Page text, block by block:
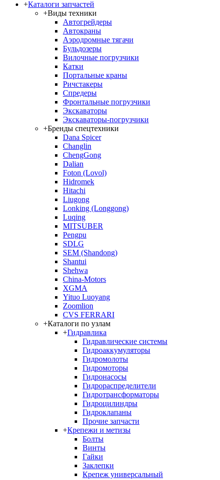
+Каталоги запчастей
+Виды техники
Автогрейдеры
Автокраны
Аэродромные тягачи
Бульдозеры
Вилочные погрузчики
Катки
Портальные краны
Ричстакеры
Спредеры
Фронтальные погрузчики
Экскаваторы
Экскаваторы-погрузчики
+Бренды спецтехники
Dana Spicer
Changlin
ChengGong
Dalian
Foton (Lovol)
Hidromek
Hitachi
Liugong
Lonking (Longgong)
Luqing
MITSUBER
Pengpu
SDLG
SEM (Shandong)
Shantui
Shehwa
China-Motors
XGMA
Yituo Luoyang
Zoomlion
CVS FERRARI
+Каталоги по узлам
+Гидравлика
Гидравлические системы
Гидроаккумуляторы
Гидромолоты
Гидромоторы
Гидронасосы
Гидрораспределители
Гидротрансформаторы
Гидроцилиндры
Гидроклапаны
Прочие запчасти
+Крепежи и метизы
Болты
Винты
Гайки
Заклепки
Крепеж универсальный